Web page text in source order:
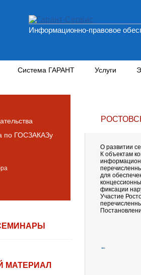
Информационно-правовое
Система ГАРАНТ Услуги
по ГОСЗАКАЗу
МАТЕРИАЛ
О развитии
К объектам
для
фиксации
Участие
←